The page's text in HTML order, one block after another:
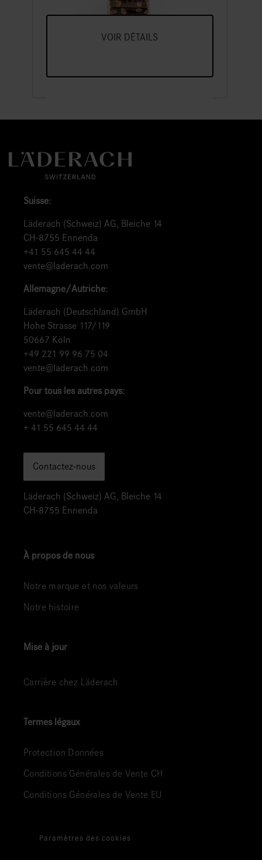
Un Assortiment De Nos Variétés
Préférées De Chocolat Frais,
Cassées En Morceaux
VOIR DÉTAILS
Suisse:
Läderach (Schweiz) AG, Bleiche 14
CH-8755 Ennenda
+41 55 645 44 44
vente@laderach.com
Allemagne/Autriche:
Läderach (Deutschland) GmbH
Hohe Strasse 117/119
50667 Köln
+49 221 99 96 75 04
vente@laderach.com
Pour tous les autres pays:
vente@laderach.com
+ 41 55 645 44 44
Contactez-nous
Läderach (Schweiz) AG, Bleiche 14
CH-8755 Ennenda
À propos de nous
Notre marque et nos valeurs
Notre histoire
Mise à jour
Carrière chez Läderach
Termes légaux
Protection Données
Conditions Générales de Vente CH
Conditions Générales de Vente EU
Paramètres des cookies